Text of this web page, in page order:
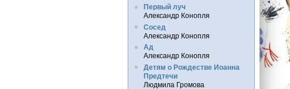
Первый луч
Александр Конопля
Сосед
Александр Конопля
Ад
Александр Конопля
Детям о Рождестве Иоанна
Предтечи
Людмила Громова